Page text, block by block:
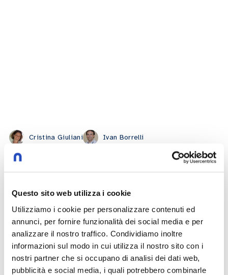
Questo sito web utilizza i cookie
Utilizziamo i cookie per personalizzare contenuti ed
annunci, per fornire funzionalità dei social media e per
analizzare il nostro traffico. Condividiamo inoltre
informazioni sul modo in cui utilizza il nostro sito con i
nostri partner che si occupano di analisi dei dati web,
pubblicità e social media, i quali potrebbero combinarle
Cristina Giuliani Ivan Borrelli
Altri Episodi
47:47
L'ombra del maschio adulto
15 giugno 2026-(Im)perfetti sconosciuti
Speaker:Laura Zanfrini Erika Uberti